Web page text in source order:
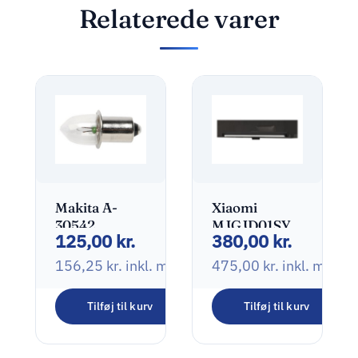
Relaterede varer
Makita A-
30542
Strålende
lyspære
125,00 kr.
156,25 kr. inkl. moms
Tilføj til kurv
Xiaomi
MJGJD01SYL
Lysbarre 5W
2700-6500K
380,00 kr.
475,00 kr. inkl. moms
Tilføj til kurv